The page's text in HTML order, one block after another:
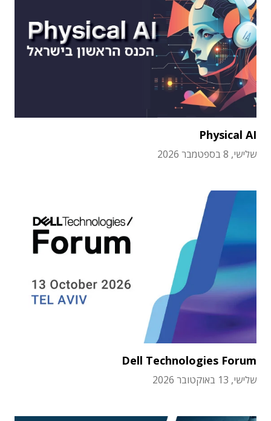
Physical AI
שלישי, 8 בספטמבר 2026
Dell Technologies Forum
שלישי, 13 באוקטובר 2026